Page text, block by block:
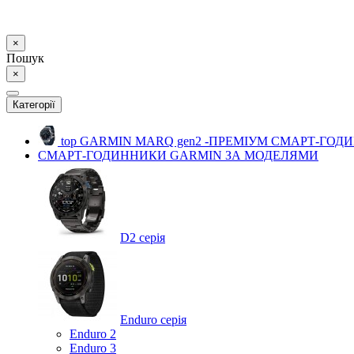
×
Пошук
×
Категорії
top GARMIN MARQ gen2 -ПРЕМІУМ СМАРТ-
СМАРТ-ГОДИННИКИ GARMIN ЗА МОДЕЛЯМИ
D2 серія
Enduro серія
Enduro 2
Enduro 3